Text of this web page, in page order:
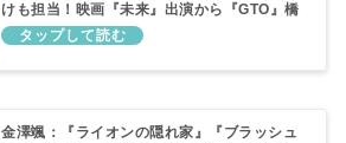
けも担当！映画『未来』出演から『GTO』橋
本寧々役へ！プロフィール・経歴・注目ポイ
金澤颯：『ライオンの隠れ家』『ブラッシュ